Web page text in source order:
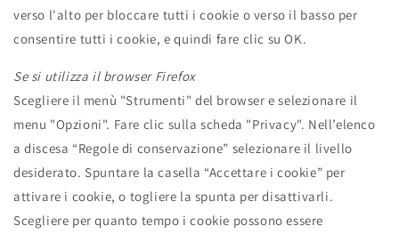
verso l'alto per bloccare tutti i cookie o verso il basso per
consentire tutti i cookie, e quindi fare clic su OK.
Se si utilizza il browser Firefox
Scegliere il menù "Strumenti" del browser e selezionare il
menu "Opzioni". Fare clic sulla scheda "Privacy". Nell’elenco
a discesa “Regole di conservazione” selezionare il livello
desiderato. Spuntare la casella “Accettare i cookie” per
attivare i cookie, o togliere la spunta per disattivarli.
Scegliere per quanto tempo i cookie possono essere